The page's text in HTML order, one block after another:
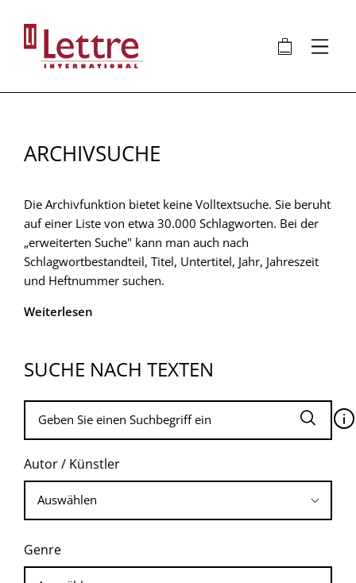
Inhalt
🛍 ⋮
ARCHIVSUCHE
Die Archivfunktion bietet keine Volltextsuche. Sie beruht
auf einer Liste von etwa 30.000 Schlagworten. Bei der
„erweiterten Suche" kann man auch nach
Schlagwortbestandteil, Titel, Untertitel, Jahr, Jahreszeit
und Heftnummer suchen.
Weiterlesen
SUCHE NACH TEXTEN
🛈
Autor / Künstler
Genre